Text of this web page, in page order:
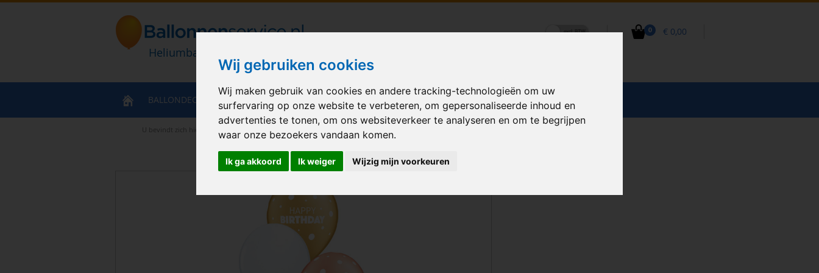
Wij gebruiken cookies
Wij maken gebruik van cookies en andere tracking-technologieën om uw
surfervaring op onze website te verbeteren, om gepersonaliseerde inhoud en
advertenties te tonen, om ons websiteverkeer te analyseren en om te begrijpen
waar onze bezoekers vandaan komen.
Ik ga akkoord Ik weiger Wijzig mijn voorkeuren
0 € 0,00
Heliumballonnen en ballondecoraties bezorgd in heel Nederland
U bevindt zich hier Trosje Happy Birthday Gold Rosegold Black
BALLONDECORATIES HELIUM BALLONNEN GELEGENHEID VERHUUR BEDRUKKEN ACCESSOIRES